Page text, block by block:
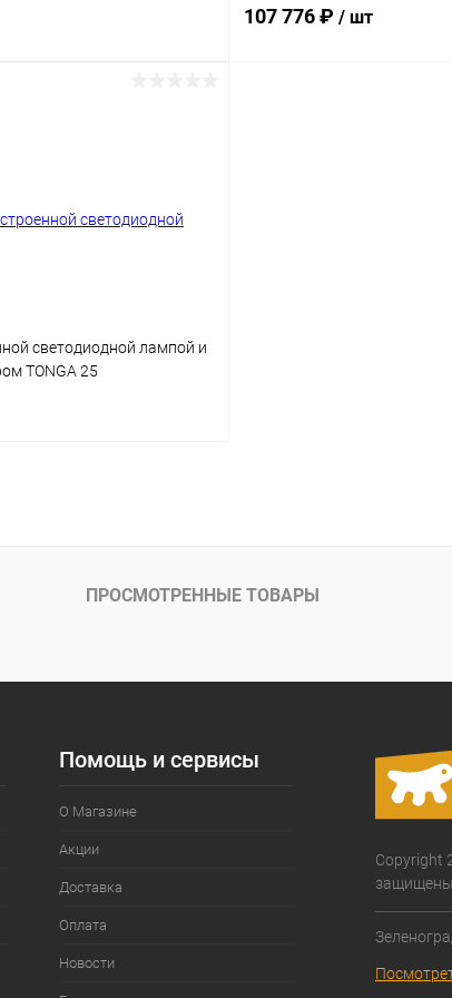
107 776 ₽ / шт
светодиодной лампой и
TONGA 25
ПРОСМОТРЕННЫЕ ТОВАРЫ
Помощь и сервисы
О Магазине
Акции
Доставка
Оплата
Новости
Copyright